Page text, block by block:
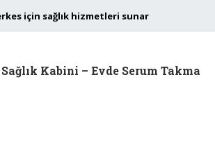
için sağlık hizmetleri sunar
Kabini – Evde Serum Takma